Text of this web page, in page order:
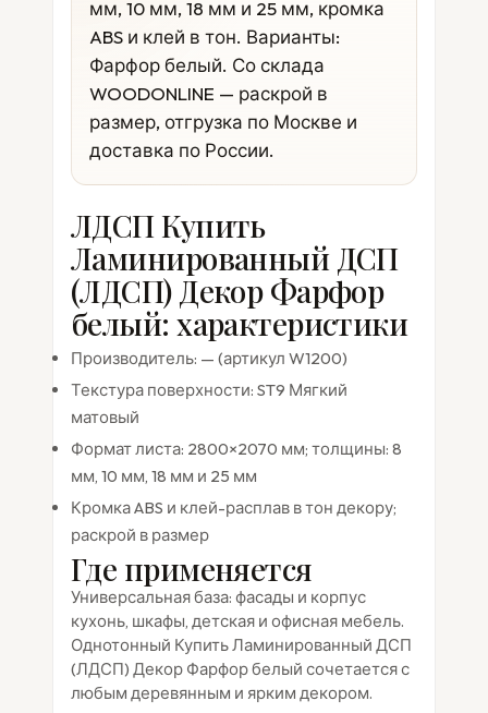
мм, 10 мм, 18 мм и 25 мм, кромка
ABS и клей в тон. Варианты:
Фарфор белый. Со склада
WOODONLINE — раскрой в
размер, отгрузка по Москве и
доставка по России.
ЛДСП Купить
Ламинированный ДСП
(ЛДСП) Декор Фарфор
белый: характеристики
Производитель: — (артикул W1200)
Текстура поверхности: ST9 Мягкий
матовый
Формат листа: 2800×2070 мм; толщины: 8
мм, 10 мм, 18 мм и 25 мм
Кромка ABS и клей-расплав в тон декору;
раскрой в размер
Где применяется
Универсальная база: фасады и корпус
кухонь, шкафы, детская и офисная мебель.
Однотонный Купить Ламинированный ДСП
(ЛДСП) Декор Фарфор белый сочетается с
любым деревянным и ярким декором.